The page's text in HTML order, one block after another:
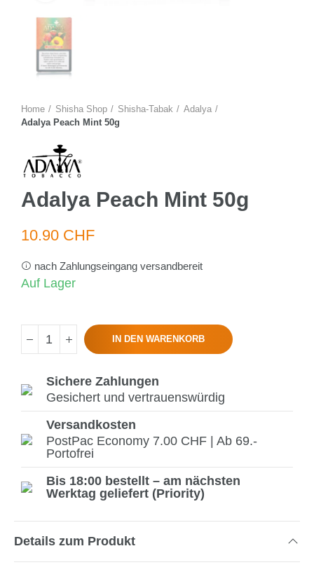
Home Shisha Shop Shisha-Tabak
Adalya
Adalya Peach Mint 50g
Adalya Peach Mint 50g
10.90 CHF
nach Zahlungseingang versandbereit
Auf Lager
IN DEN WARENKORB
Sichere Zahlungen
Gesichert und vertrauenswürdig
Versandkosten
PostPac Economy 7.00 CHF | Ab 69.-
Portofrei
Bis 18:00 bestellt – am nächsten
Werktag geliefert (Priority)
Details zum Produkt